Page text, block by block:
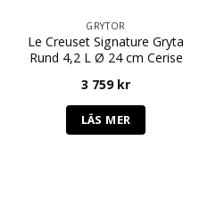
GRYTOR
Le Creuset Signature Gryta
Rund 4,2 L Ø 24 cm Cerise
3 759 kr
LÄS MER